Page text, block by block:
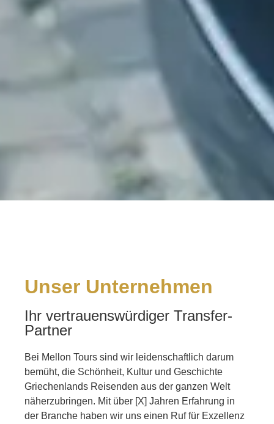
Unser Unternehmen
Ihr vertrauenswürdiger Transfer-
Partner
Bei Mellon Tours sind wir leidenschaftlich darum
bemüht, die Schönheit, Kultur und Geschichte
Griechenlands Reisenden aus der ganzen Welt
näherzubringen. Mit über [X] Jahren Erfahrung in
der Branche haben wir uns einen Ruf für Exzellenz